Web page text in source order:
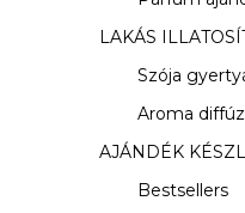
n
LAKÁS
Szója
Aroma
AJÁNDÉK
Bestsellers